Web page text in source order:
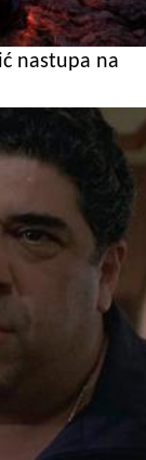
nastupa na